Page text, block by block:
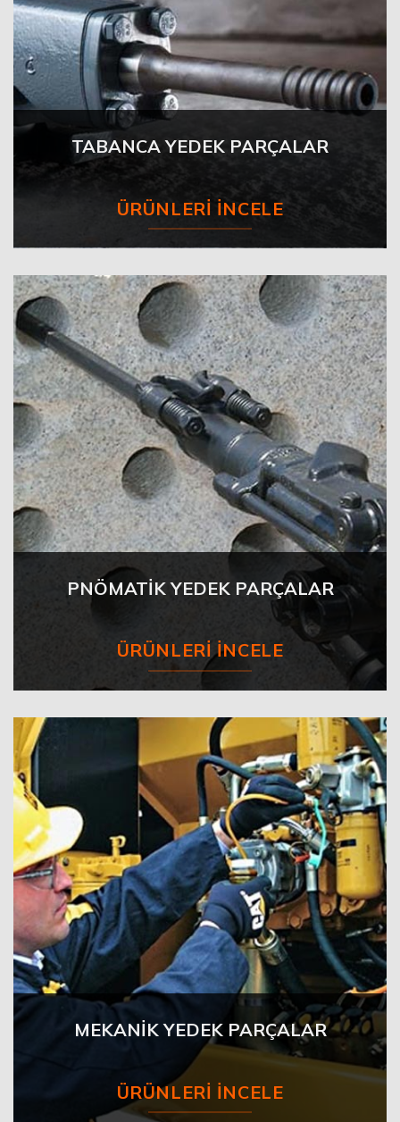
TABANCA YEDEK PARÇALAR
ÜRÜNLERI İNCELE
PNÖMATİK YEDEK PARÇALAR
ÜRÜNLERI İNCELE
MEKANİK YEDEK PARÇALAR
ÜRÜNLERI İNCELE